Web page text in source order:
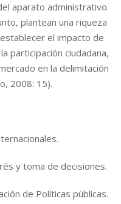
aparato administrativo.
plantean una riqueza
el impacto de
participación ciudadana,
en la delimitación
2008: 15).
y toma de decisiones.
de Políticas públicas.